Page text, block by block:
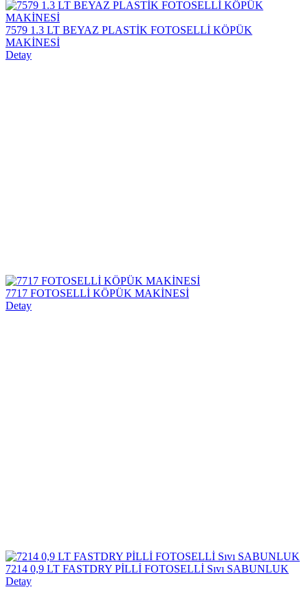
7579 1.3 LT BEYAZ PLASTİK FOTOSELLİ KÖPÜK
MAKİNESİ
Detay
7717 FOTOSELLİ KÖPÜK MAKİNESİ
Detay
7214 0,9 LT FASTDRY PİLLİ FOTOSELLİ Sıvı SABUNLUK
Detay